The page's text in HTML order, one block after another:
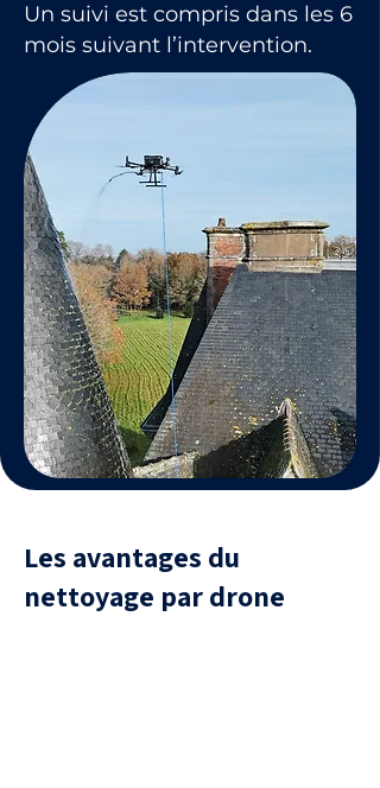
Un suivi est compris dans les 6
mois suivant l’intervention.
Les avantages du
nettoyage par drone